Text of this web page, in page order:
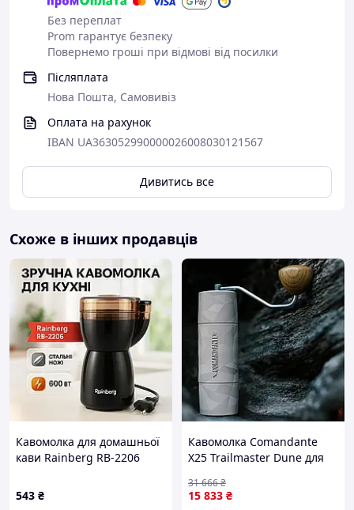
Без переплат
Prom гарантує безпеку
Повернемо гроші при відмові від посилки
Післяплата
Нова Пошта, Самовивіз
Оплата на рахунок
IBAN UA363052990000026008030121567
Дивитись все
Схоже в інших продавців
Кавомолка для домашньої
кави Rainberg RB-2206
з нержавіючої сталі QX-17
543 ₴
Кавомолка Comandante
X25 Trailmaster Dune для
будь-коли
15 833 ₴
31 666₴